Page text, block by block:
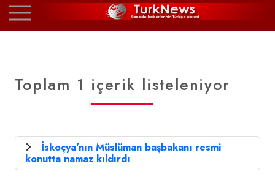
Toplam 1 içerik listeleniyor
İskoçya'nın Müslüman başbakanı resmi
konutta namaz kıldırdı